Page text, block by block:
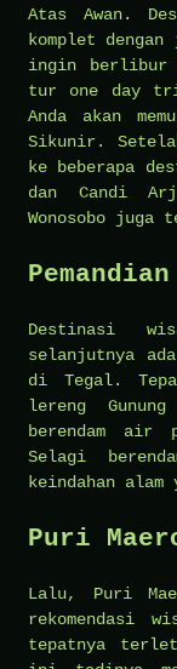
Atas Awan.
komplet
ingin berlibur
tur one day
Anda akan
Sikunir.
ke beberapa
dan Candi
Wonosobo
Destinasi
selanjutnya
di Tegal.
lereng
berendam air
Selagi
keindahan alam
Puri
Lalu, Puri
rekomendasi
tepatnya